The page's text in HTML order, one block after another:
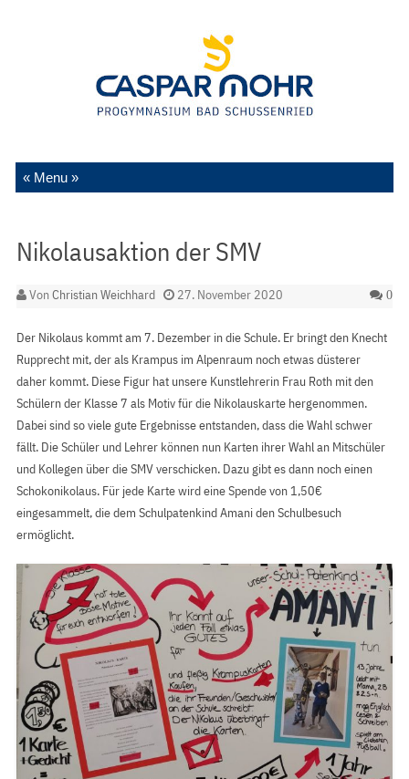
Zum Inhalt springen
Nikolausaktion der SMV
VonChristian Weichhard 27. November 2020 0
Der Nikolaus kommt am 7. Dezember in die Schule. Er bringt den Knecht
Rupprecht mit, der als Krampus im Alpenraum noch etwas düsterer
daher kommt. Diese Figur hat unsere Kunstlehrerin Frau Roth mit den
Schülern der Klasse 7 als Motiv für die Nikolauskarte hergenommen.
Dabei sind so viele gute Ergebnisse entstanden, dass die Wahl schwer
fällt. Die Schüler und Lehrer können nun Karten ihrer Wahl an Mitschüler
und Kollegen über die SMV verschicken. Dazu gibt es dann noch einen
Schokonikolaus. Für jede Karte wird eine Spende von 1,50€
eingesammelt, die dem Schulpatenkind Amani den Schulbesuch
ermöglicht.